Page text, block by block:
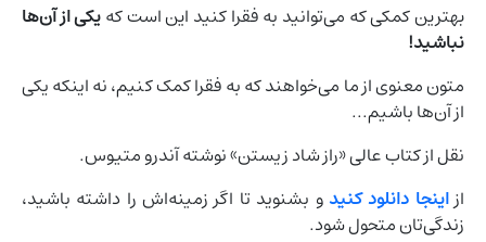
بهترین کمکی که می‌توانید به فقرا کنید این است کهیکی از آن‌ها
نباشید!
متون معنوی از ما می‌خواهند که به فقرا کمک کنیم، نه اینکه یکی
از آن‌ها باشیم...
نقل از کتاب عالی «راز شاد زیستن» نوشته آندرو متیوس.
ازاینجا دانلود کنیدو بشنوید تا اگر زمینه‌اش را داشته باشید،
زندگی‌تان متحول شود.